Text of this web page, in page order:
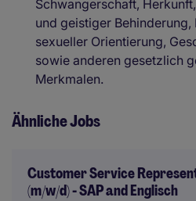
Schwangerschaft,
und geistiger Behinderung,
sexueller Orientierung,
sowie anderen gesetzlich
Merkmalen.
Ähnliche Jobs
Customer Service
(m/w/d) - SAP and Englisch